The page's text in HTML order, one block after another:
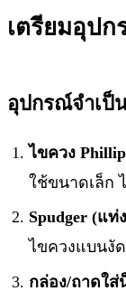
เตรียมอุป
อุปกรณ์จำเป็
ไขควง
ใช้ขนาดเล็ก
Spudger (แ
ไขควงแบนงั
กล่อง/ถาดใส่